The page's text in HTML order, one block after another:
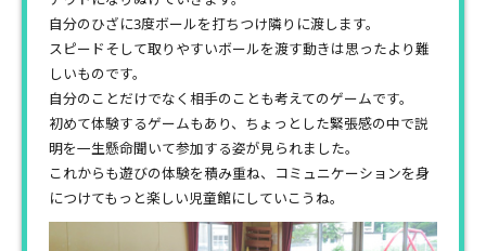
自分のひざに3度ボールを打ちつけ隣りに渡します。
スピードそして取りやすいボールを渡す動きは思ったより難
しいものです。
自分のことだけでなく相手のことも考えてのゲームです。
初めて体験するゲームもあり、ちょっとした緊張感の中で説
明を一生懸命聞いて参加する姿が見られました。
これからも遊びの体験を積み重ね、コミュニケーションを身
につけてもっと楽しい児童館にしていこうね。